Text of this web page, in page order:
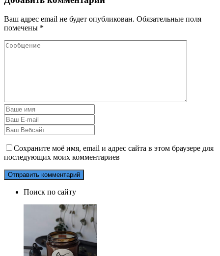
Ваш адрес email не будет опубликован. Обязательные поля
помечены *
Сохраните моё имя, email и адрес сайта в этом браузере для
последующих моих комментариев
Поиск по сайту